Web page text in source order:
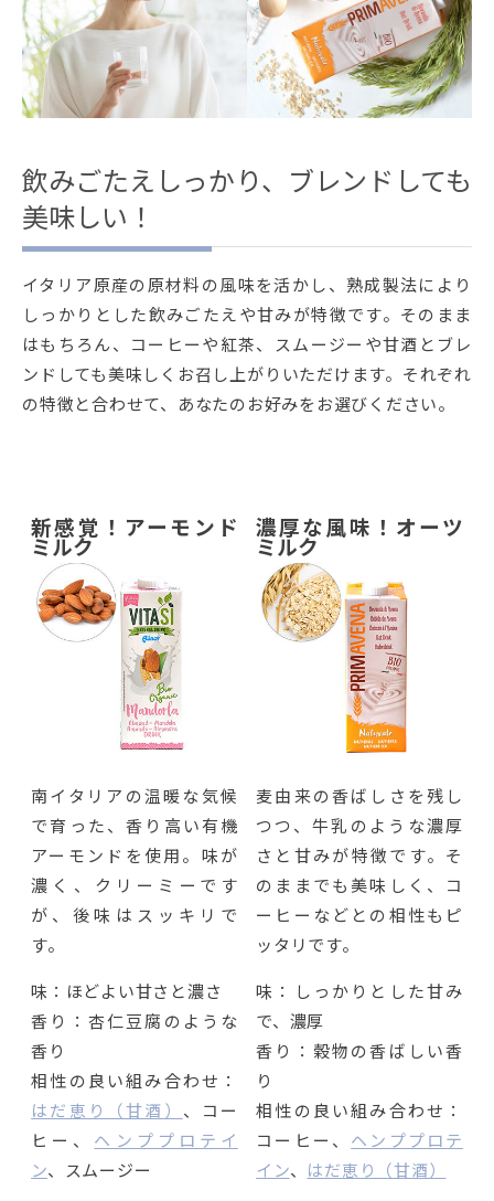
飲みごたえしっかり、ブレンドしても
美味しい！
イタリア原産の原材料の風味を活かし、熟成製法により
しっかりとした飲みごたえや甘みが特徴です。そのまま
はもちろん、コーヒーや紅茶、スムージーや甘酒とブレ
ンドしても美味しくお召し上がりいただけます。それぞれ
の特徴と合わせて、あなたのお好みをお選びください。
新感覚！アーモンド
ミルク
南イタリアの温暖な気候
で育った、香り高い有機
アーモンドを使用。味が
濃く、クリーミーです
が、後味はスッキリで
す。
味：ほどよい甘さと濃さ
香り：杏仁豆腐のような
香り
相性の良い組み合わせ：
はだ恵り（甘酒） 、コー
ヒー、 ヘンププロテイ
ン、スムージー
濃厚な風味！オーツ
ミルク
麦由来の香ばしさを残し
つつ、牛乳のような濃厚
さと甘みが特徴です。そ
のままでも美味しく、コ
ーヒーなどとの相性もピ
ッタリです。
味：しっかりとした甘み
で、濃厚
香り：穀物の香ばしい香
り
相性の良い組み合わせ：
コーヒー、 ヘンププロテ
イン、 はだ恵り（甘酒）